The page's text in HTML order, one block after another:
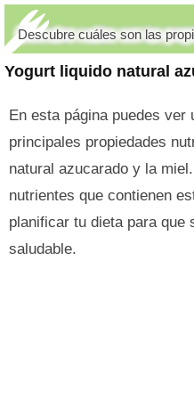
Yogurt liquido natural
Descubre cuáles son las
En esta página puedes ver
principales propiedades
natural azucarado y la
nutrientes que contienen
planificar tu dieta para que
saludable.